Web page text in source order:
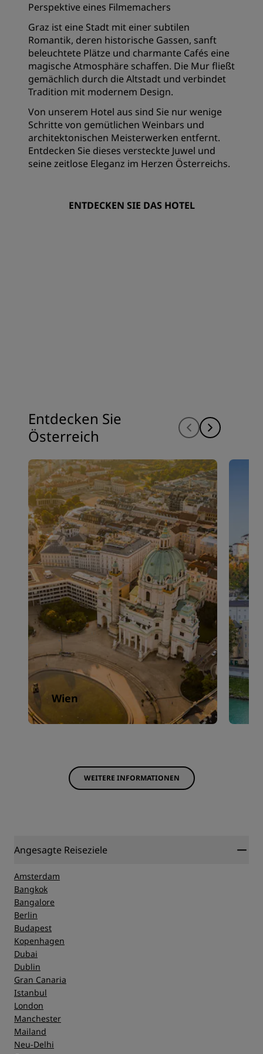
Perspektive eines Filmemachers
Graz ist eine Stadt mit einer subtilen
Romantik, deren historische Gassen, sanft
beleuchtete Plätze und charmante Cafés eine
magische Atmosphäre schaffen. Die Mur fließt
gemächlich durch die Altstadt und verbindet
Tradition mit modernem Design.
Von unserem Hotel aus sind Sie nur wenige
Schritte von gemütlichen Weinbars und
architektonischen Meisterwerken entfernt.
Entdecken Sie dieses versteckte Juwel und
seine zeitlose Eleganz im Herzen Österreichs.
ENTDECKEN SIE DAS HOTEL
Entdecken Sie
Österreich
Wien
WEITERE INFORMATIONEN
Angesagte Reiseziele
Amsterdam
Bangkok
Bangalore
Berlin
Budapest
Kopenhagen
Dubai
Dublin
Gran Canaria
Istanbul
London
Manchester
Mailand
Neu-Delhi